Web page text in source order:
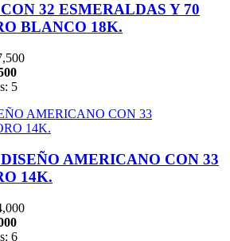
32 ESMERALDAS Y 70
BLANCO 18K.
5
AMERICANO CON 33
14K.
6